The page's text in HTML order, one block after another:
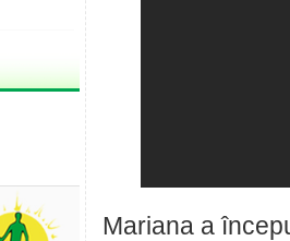
Mariana a